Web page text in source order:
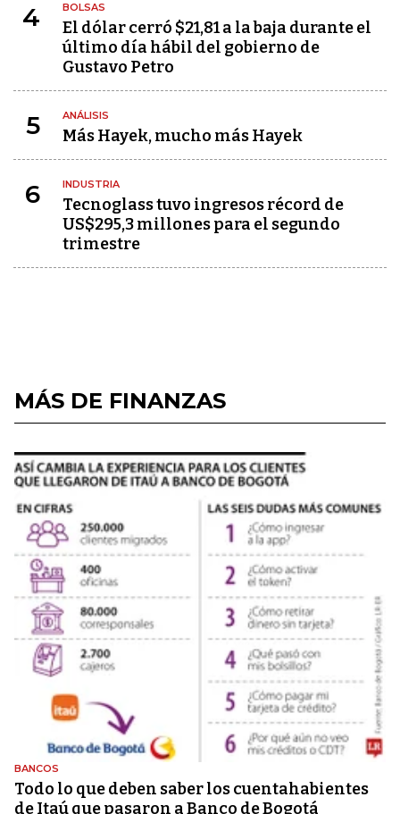
4 BOLSAS
El dólar cerró $21,81 a la baja durante el
último día hábil del gobierno de
Gustavo Petro
5 ANÁLISIS
Más Hayek, mucho más Hayek
6 INDUSTRIA
Tecnoglass tuvo ingresos récord de
US$295,3 millones para el segundo
trimestre
MÁS DE FINANZAS
BANCOS
Todo lo que deben saber los cuentahabientes
de Itaú que pasaron a Banco de Bogotá